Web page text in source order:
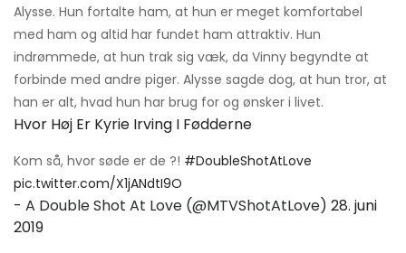
Alysse. Hun fortalte ham, at hun er meget komfortabel
med ham og altid har fundet ham attraktiv. Hun
indrømmede, at hun trak sig væk, da Vinny begyndte at
forbinde med andre piger. Alysse sagde dog, at hun tror, ​​at
han er alt, hvad hun har brug for og ønsker i livet.
Hvor Høj Er Kyrie Irving I Fødderne
Kom så, hvor søde er de ?! #DoubleShotAtLove
pic.twitter.com/X1jANdtI9O
- A Double Shot At Love (@MTVShotAtLove) 28. juni
2019